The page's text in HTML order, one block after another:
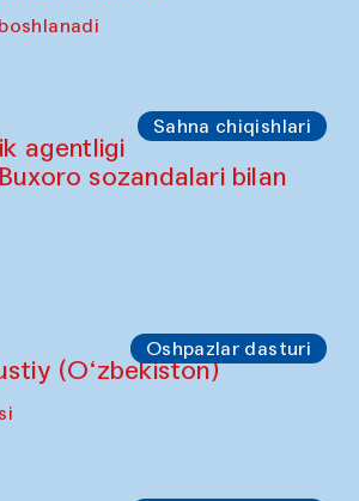
Sahna chiqishlari
agentligi
sozandalari bilan
Oshpazlar dasturi
(O‘zbekiston)